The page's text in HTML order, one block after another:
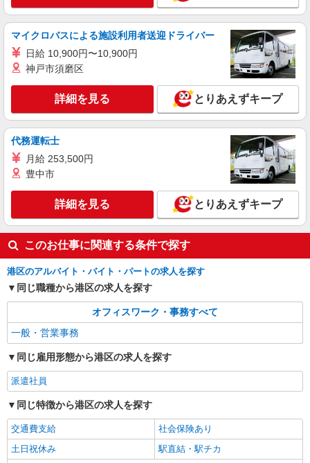
キープ 詳細を見る
派遣社員
株式会社パソナ・東京キャリアセンター/KT6001178520
NEW
一般事務/データ入力
月給273400円 ★交通費規定に基づき交通費支
給
東京都港区（田町駅）
キープ 詳細を見る
マイクロバスによる施設利用者送迎ドライバー
日給 10,900円〜10,900円
神戸市須磨区
詳細を見る とりあえずキープ
代務運転士
月給 253,500円
豊中市
詳細を見る とりあえずキープ
このお仕事に関連する条件で探す
港区のアルバイト・バイト・パートの求人を探す
同じ職種から港区の求人を探す
オフィスワーク・事務すべて
一般・営業事務
同じ雇用形態から港区の求人を探す
派遣社員
同じ特徴から港区の求人を探す
交通費支給
社会保険あり
土日祝休み
駅直結・駅チカ